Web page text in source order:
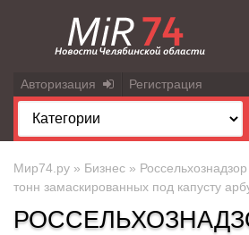
Авторизация Регистрация
Мир74.ру » Бизнес »
тонн замаскированных под капусту